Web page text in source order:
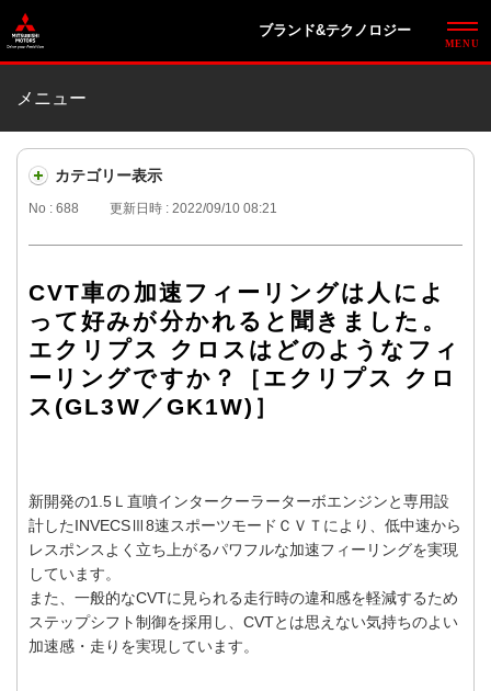
ブランド&テクノロジー
メニュー
カテゴリー表示
No : 688 更新日時 : 2022/09/10 08:21
CVT車の加速フィーリングは人によ
って好みが分かれると聞きました。
エクリプス クロスはどのようなフィ
ーリングですか？［エクリプス クロ
ス(GL3W／GK1W)］
新開発の1.5Ｌ直噴インタークーラーターボエンジンと専用設
計したINVECSⅢ8速スポーツモードＣＶＴにより、低中速から
レスポンスよく立ち上がるパワフルな加速フィーリングを実現
しています。
また、一般的なCVTに見られる走行時の違和感を軽減するため
ステップシフト制御を採用し、CVTとは思えない気持ちのよい
加速感・走りを実現しています。